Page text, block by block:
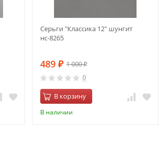
Серьги "Классика 12" шунгит
нс-8265
489 ₽ 1 000₽
0
В корзину
В наличии